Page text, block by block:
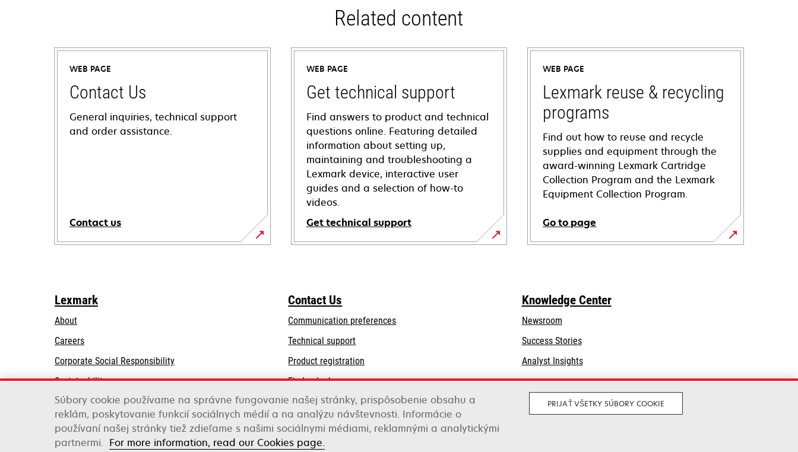
Related content
WEB PAGE
Contact Us
General inquiries, technical support
and order assistance.
Contact us
WEB PAGE
Get technical support
Find answers to product and technical
questions online. Featuring detailed
information about setting up,
maintaining and troubleshooting a
Lexmark device, interactive user
guides and a selection of how-to
videos.
Get technical support
opens
tab
WEB PAGE
Lexmark reuse & recycling
programs
Find out how to reuse and recycle
supplies and equipment through the
award-winning Lexmark Cartridge
Collection Program and the Lexmark
Equipment Collection Program.
Go to page
Lexmark
About
Careers
Corporate Social Responsibilityopens
new
tab
Sustainability
Lexmark Partners
Contact Us
Communication preferences
Technical supportopens
a
new
tab
Product registration
Find a dealer
List of wholesalers
Knowledge Center
Newsroom
Success Stories
Analyst Insights
Lexmark International, Inc., a Xerox Company
©2026 All rights reserved.
Súbory cookie používame na správne fungovanie našej stránky, prispôsobenie obsahu a
reklám, poskytovanie funkcií sociálnych médií a na analýzu návštevnosti. Informácie o
používaní našej stránky tiež zdieľame s našimi sociálnymi médiami, reklamnými a analytickými
partnermi. For more information, read our Cookies page.
PRIJAŤ VŠETKY SÚBORY COOKIE